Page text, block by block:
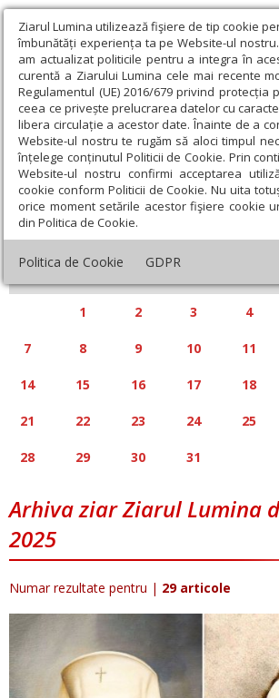
Ziarul Lumina utilizează fişiere de tip cookie
îmbunătăți experiența ta pe Website-ul
am actualizat politicile pentru a integra în
curentă a Ziarului Lumina cele mai recente
Regulamentul (UE) 2016/679 privind protecția
ceea ce privește prelucrarea datelor cu
libera circulație a acestor date. Înainte de a
Website-ul nostru te rugăm să aloci timpul
înțelege conținutul Politicii de Cookie. Prin
Website-ul nostru confirmi acceptarea
cookie conform Politicii de Cookie. Nu uita
orice moment setările acestor fişiere cookie
din Politica de Cookie.
Politica de Cookie GDPR
Calendar articole
« IULIE 2025
1 2 3 4
7 8 9 10 11
14 15 16 17 18
21 22 23 24 25
28 29 30 31
Arhiva ziar Ziarul Lumina
2025
Numar rezultate pentru | 29 articole